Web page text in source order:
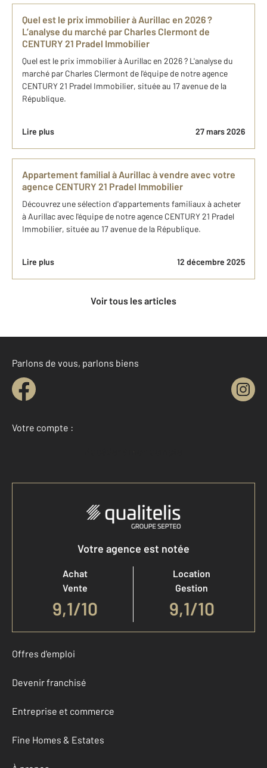
Quel est le prix immobilier à Aurillac en 2026 ?
L’analyse du marché par Charles Clermont de
CENTURY 21 Pradel Immobilier
Quel est le prix immobilier à Aurillac en 2026 ? L'analyse du
marché par Charles Clermont de l'équipe de notre agence
CENTURY 21 Pradel Immobilier, située au 17 avenue de la
République.
Lire plus 27 mars 2026
Appartement familial à Aurillac à vendre avec votre
agence CENTURY 21 Pradel Immobilier
Découvrez une sélection d'appartements familiaux à acheter
à Aurillac avec l'équipe de notre agence CENTURY 21 Pradel
Immobilier, située au 17 avenue de la République.
Lire plus 12 décembre 2025
Voir tous les articles
Parlons de vous, parlons biens
Votre compte :
Accéder à mon compte
Votre agence est notée
Achat
Vente
9,1/10
Location
Gestion
9,1/10
Offres d'emploi
Devenir franchisé
Entreprise et commerce
Fine Homes & Estates